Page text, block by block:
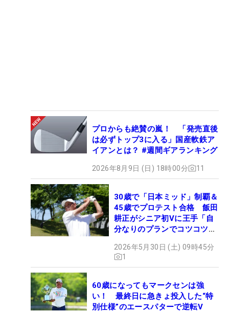
プロからも絶賛の嵐！ 「発売直後
は必ずトップ3に入る」国産軟鉄ア
イアンとは？ #週間ギアランキング
2026年8月9日 (日) 18時00分 11
30歳で「日本ミッド」制覇＆
45歳でプロテスト合格 飯田
耕正がシニア初Vに王手「自
分なりのプランでコツコツ
2026年5月30日 (土) 09時45分
1
60歳になってもマークセンは強
い！ 最終日に急きょ投入した“特
別仕様”のエースパターで逆転V